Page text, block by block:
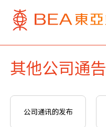
其他公司通告
公司通讯的发布